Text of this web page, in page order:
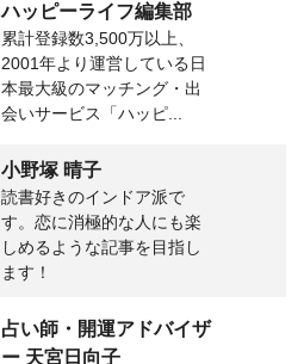
ハッピーライフ編集部
累計登録数3,500万以上、
2001年より運営している日
本最大級のマッチング・出
会いサービス「ハッピ...
小野塚 晴子
読書好きのインドア派で
す。恋に消極的な人にも楽
しめるような記事を目指し
ます！
占い師・開運アドバイザ
ー 天宮日向子